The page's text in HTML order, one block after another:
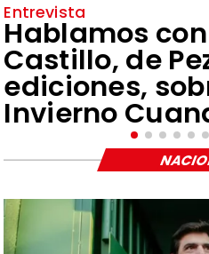
Entrevista
Hablamos
Castillo, de
ediciones,
Invierno